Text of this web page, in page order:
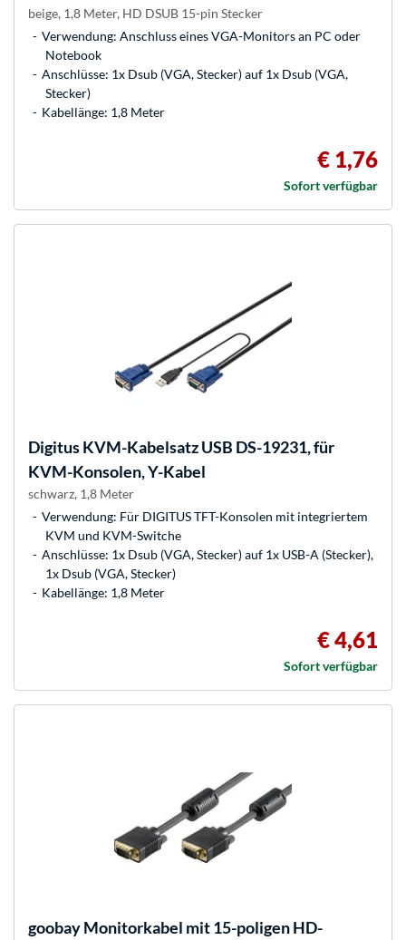
beige, 1,8 Meter, HD DSUB 15-pin Stecker
Verwendung: Anschluss eines VGA-Monitors an PC oder
Notebook
Anschlüsse: 1x Dsub (VGA, Stecker) auf 1x Dsub (VGA,
Stecker)
Kabellänge: 1,8 Meter
€ 1,76
Sofort verfügbar
DigitusKVM-Kabelsatz USB DS-19231, für
KVM-Konsolen, Y-Kabel
schwarz, 1,8 Meter
Verwendung: Für DIGITUS TFT-Konsolen mit integriertem
KVM und KVM-Switche
Anschlüsse: 1x Dsub (VGA, Stecker) auf 1x USB-A (Stecker),
1x Dsub (VGA, Stecker)
Kabellänge: 1,8 Meter
€ 4,61
Sofort verfügbar
goobayMonitorkabel mit 15-poligen HD-